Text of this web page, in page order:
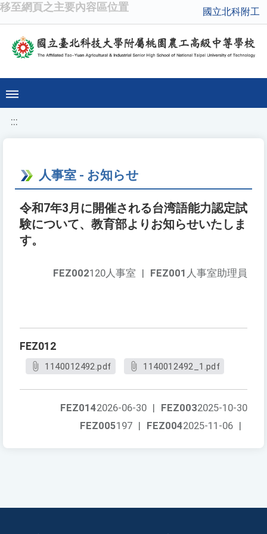
移至網頁之主要內容區位置 國立北科附工
:::
人事室 - お知らせ
令和7年3月に開催される台湾語能力認定試
験について、教育部よりお知らせいたしま
す。
FEZ001 人事室助理員
FEZ002120人事室 |
FEZ012
1140012492.pdf 1140012492_1.pdf
FEZ0032025-10-30
FEZ0142026-06-30 |
FEZ0042025-11-06 |
FEZ005197 |